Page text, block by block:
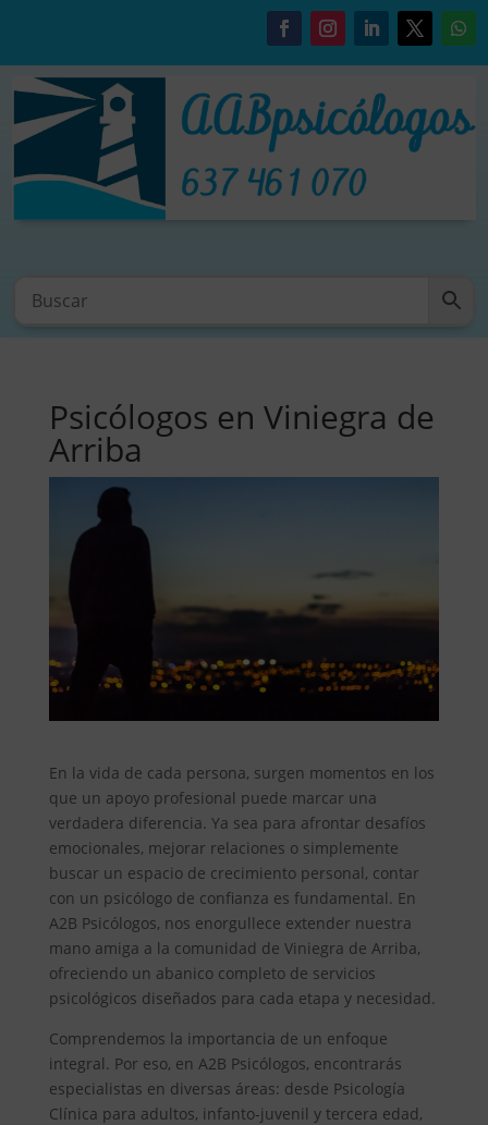
Psicólogos en Viniegra de
Arriba
En la vida de cada persona, surgen momentos en los
que un apoyo profesional puede marcar una
verdadera diferencia. Ya sea para afrontar desafíos
emocionales, mejorar relaciones o simplemente
buscar un espacio de crecimiento personal, contar
con un psicólogo de confianza es fundamental. En
A2B Psicólogos, nos enorgullece extender nuestra
mano amiga a la comunidad de Viniegra de Arriba,
ofreciendo un abanico completo de servicios
psicológicos diseñados para cada etapa y necesidad.
Comprendemos la importancia de un enfoque
integral. Por eso, en A2B Psicólogos, encontrarás
especialistas en diversas áreas: desde Psicología
Clínica para adultos, infanto-juvenil y tercera edad,